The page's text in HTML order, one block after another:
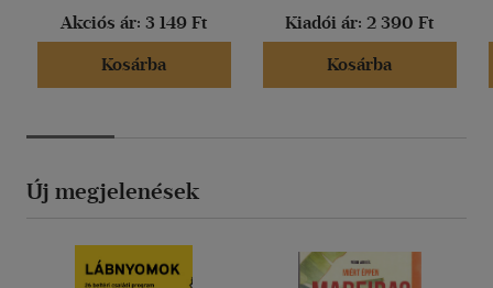
Akciós ár: 3 149 Ft
Kosárba
Kiadói ár: 2 390 Ft
Kosárba
Új megjelenések